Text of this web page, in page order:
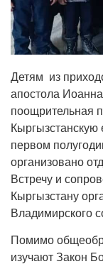
Детям из
апостола
поощрительная
первом
организовано
Встречу и
Кыргызстану
Владимирского
Помимо
изучают Закон